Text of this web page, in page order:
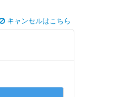
キャンセルはこちら